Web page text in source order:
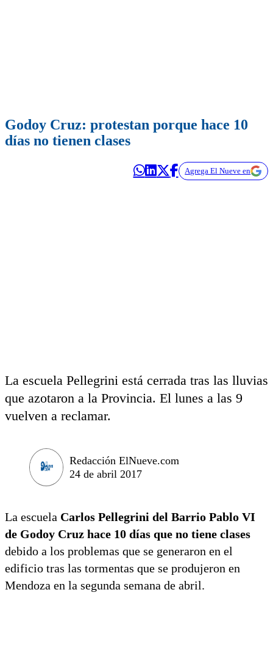
Godoy Cruz: protestan porque hace 10
días no tienen clases
Agrega El Nueve en
La escuela Pellegrini está cerrada tras las lluvias
que azotaron a la Provincia. El lunes a las 9
vuelven a reclamar.
Redacción ElNueve.com
24 de abril 2017
La escuela Carlos Pellegrini del Barrio Pablo VI
de Godoy Cruz hace 10 días que no tiene clases
debido a los problemas que se generaron en el
edificio tras las tormentas que se produjeron en
Mendoza en la segunda semana de abril.